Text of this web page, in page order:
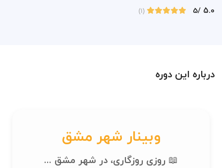
5.0
/5
(1)
درباره این دوره
وبینار شهر مشق
📖 روزی روزگاری، در شهر مشق ...